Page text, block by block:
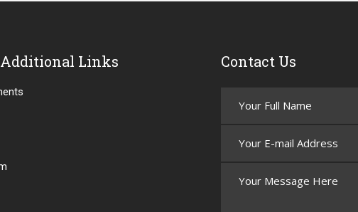
Links Contact Us